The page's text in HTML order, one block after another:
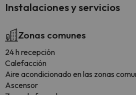
Instalaciones y servicios
Zonas comunes
24 h recepción
Calefacción
Aire acondicionado en las zonas
Ascensor